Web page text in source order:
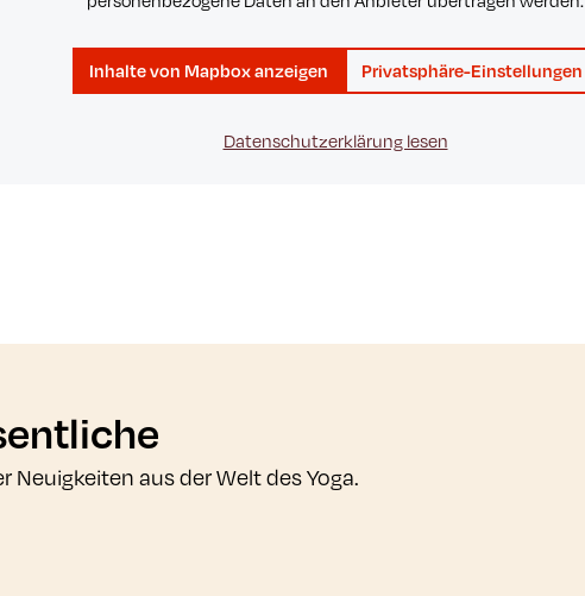
Inhalte von Mapbox anzeigen Privatsphäre-Einstellungen
Datenschutzerklärung lesen
aus der Welt des Yoga.